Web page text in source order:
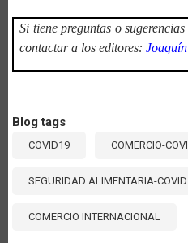
Si tiene preguntas o
contactar a los editores:
Blog tags
COVID19 COMERCIO-
SEGURIDAD ALIMENTARIA-
COMERCIO INTERNACIONAL